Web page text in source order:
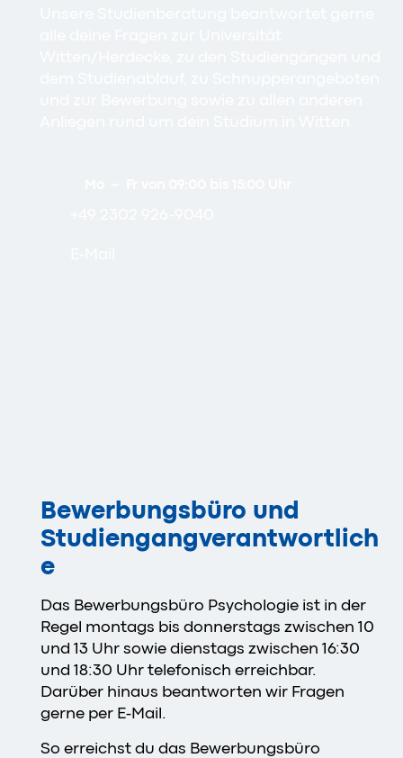
Bewerbungsbüro und
Studiengangverantwortlich
e
Das Bewerbungsbüro Psychologie ist in der
Regel montags bis donnerstags zwischen 10
und 13 Uhr sowie dienstags zwischen 16:30
und 18:30 Uhr telefonisch erreichbar.
Darüber hinaus beantworten wir Fragen
gerne per E-Mail.
So erreichst du das Bewerbungsbüro